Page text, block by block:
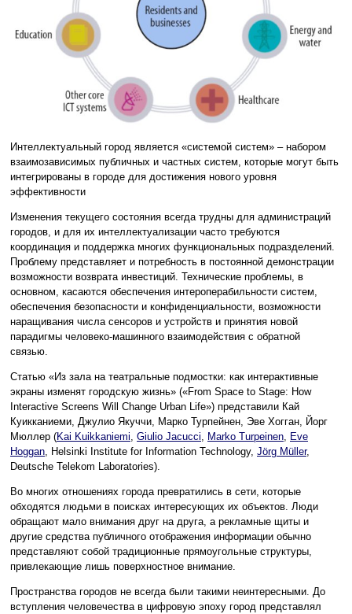
Интеллектуальный город является «системой систем» – набором
взаимозависимых публичных и частных систем, которые могут быть
интегрированы в городе для достижения нового уровня
эффективности
Изменения текущего состояния всегда трудны для администраций
городов, и для их интеллектуализации часто требуются
координация и поддержка многих функциональных подразделений.
Проблему представляет и потребность в постоянной демонстрации
возможности возврата инвестиций. Технические проблемы, в
основном, касаются обеспечения интероперабильности систем,
обеспечения безопасности и конфиденциальности, возможности
наращивания числа сенсоров и устройств и принятия новой
парадигмы человеко-машинного взаимодействия с обратной
связью.
Статью «Из зала на театральные подмостки: как интерактивные
экраны изменят городскую жизнь» («From Space to Stage: How
Interactive Screens Will Change Urban Life») представили Кай
Куикканиеми, Джулио Якуччи, Марко Турпейнен, Эве Хогган, Йорг
Мюллер (Kai Kuikkaniemi, Giulio Jacucci, Marko Turpeinen, Eve
Hoggan, Helsinki Institute for Information Technology, Jörg Müller,
Deutsche Telekom Laboratories).
Во многих отношениях города превратились в сети, которые
обходятся людьми в поисках интересующих их объектов. Люди
обращают мало внимания друг на друга, а рекламные щиты и
другие средства публичного отображения информации обычно
представляют собой традиционные прямоугольные структуры,
привлекающие лишь поверхностное внимание.
Пространства городов не всегда были такими неинтересными. До
вступления человечества в цифровую эпоху город представлял